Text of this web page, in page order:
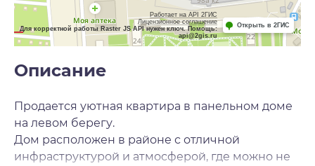
Работает на API 2ГИС
Лицензионное соглашение
Для корректной работы Raster JS API нужен ключ. Помощь:
api@2gis.ru
Открыть в 2ГИС
Описание
Продается уютная квартира в панельном доме
на левом берегу.
Дом расположен в районе с отличной
инфраструктурой и атмосферой, где можно не